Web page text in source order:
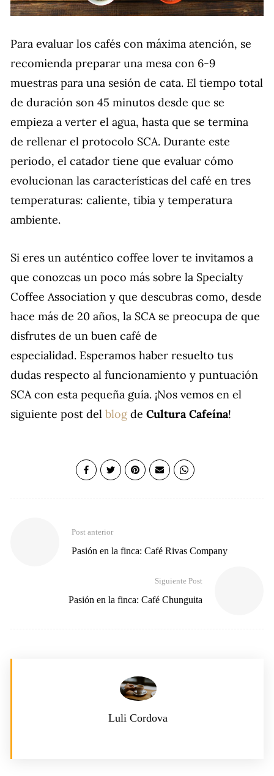
Para evaluar los cafés con máxima atención, se
recomienda preparar una mesa con 6-9
muestras para una sesión de cata. El tiempo total
de duración son 45 minutos desde que se
empieza a verter el agua, hasta que se termina
de rellenar el protocolo SCA. Durante este
periodo, el catador tiene que evaluar cómo
evolucionan las características del café en tres
temperaturas: caliente, tibia y temperatura
ambiente.
Si eres un auténtico coffee lover te invitamos a
que conozcas un poco más sobre la Specialty
Coffee Association y que descubras como, desde
hace más de 20 años, la SCA se preocupa de que
disfrutes de un buen café de
especialidad. Esperamos haber resuelto tus
dudas respecto al funcionamiento y puntuación
SCA con esta pequeña guía. ¡Nos vemos en el
siguiente post del blog de Cultura Cafeína!
Post anterior
Pasión en la finca: Café Rivas Company
Siguiente Post
Pasión en la finca: Café Chunguita
Luli Cordova